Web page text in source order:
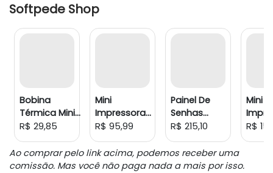
Softpede Shop
Bobina
Térmica Mini
Impressora
58mm X
15mts- 10
Rolos
R$ 29,85
Mini
Impressora
Portatil
Bluetooth
58mm
Android
R$ 95,99
Painel De
Senhas
Sequencial
Led Controle
S/ Fio
(completo)
R$ 215,10
Mini
R$
Ao comprar pelo link acima, podemos receber uma
comissão. Mas você não paga nada a mais por isso.